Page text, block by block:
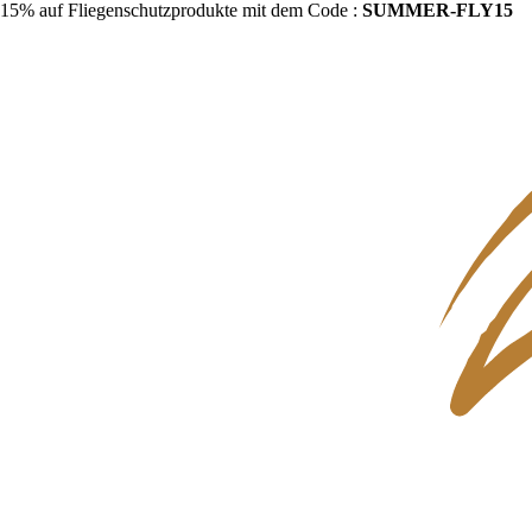
15% auf Fliegenschutzprodukte mit dem Code : SUMMER-FLY15